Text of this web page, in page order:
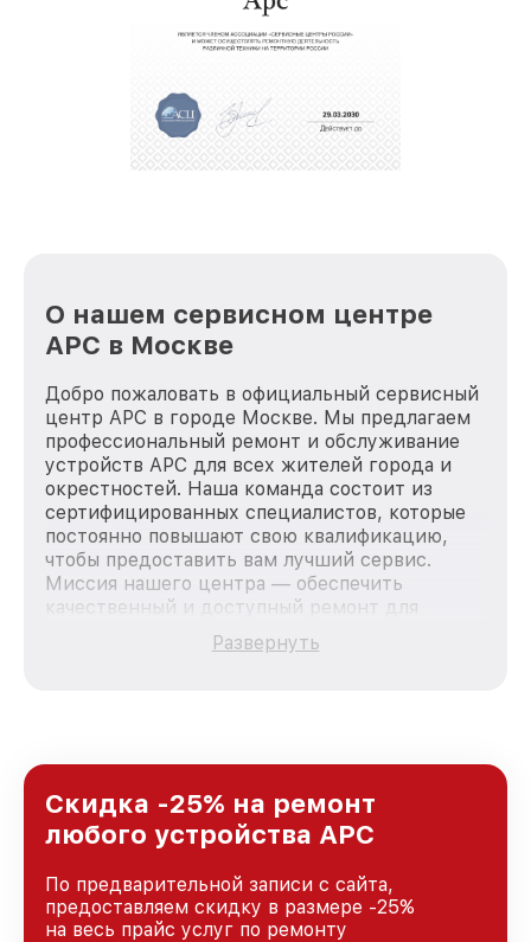
О нашем сервисном центре
APC в Москве
Добро пожаловать в официальный сервисный
центр APC в городе Москве. Мы предлагаем
профессиональный ремонт и обслуживание
устройств APC для всех жителей города и
окрестностей. Наша команда состоит из
сертифицированных специалистов, которые
постоянно повышают свою квалификацию,
чтобы предоставить вам лучший сервис.
Миссия нашего центра — обеспечить
качественный и доступный ремонт для
каждого пользователя продукции APC, вне
зависимости от сложности поломки. Мы
и лояльности наших клиентов.
Развернуть
Скидка -25% на ремонт
любого устройства APC
По предварительной записи с сайта,
предоставляем скидку в размере -25%
на весь прайс услуг по ремонту